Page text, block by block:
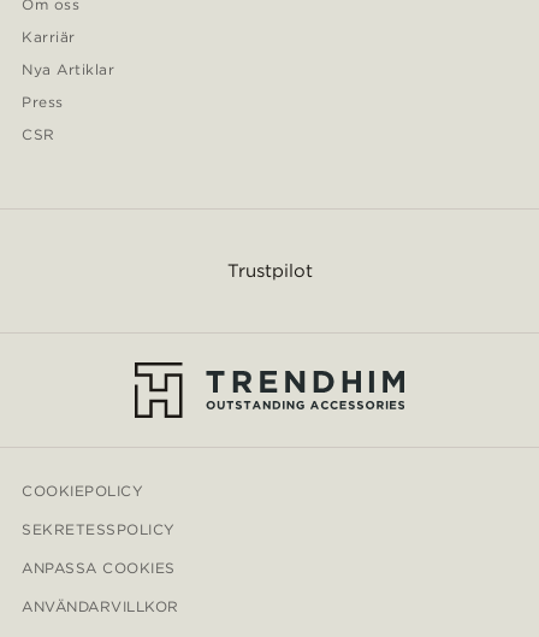
Om oss
Karriär
Nya Artiklar
Press
CSR
Trustpilot
COOKIEPOLICY
SEKRETESSPOLICY
ANPASSA COOKIES
ANVÄNDARVILLKOR